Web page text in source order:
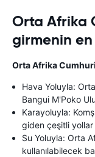
Orta Afrika
girmenin
Orta Afrika
Hava Yoluyla:
Bangui M'Poko
Karayoluyla:
giden çeşitli yollar
Su Yoluyla: Orta
kullanılabilecek